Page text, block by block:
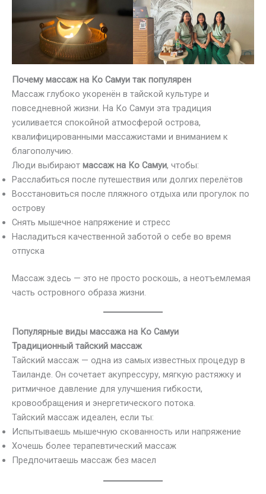
Почему массаж на Ко Самуи так популярен
Массаж глубоко укоренён в тайской культуре и
повседневной жизни. На Ко Самуи эта традиция
усиливается спокойной атмосферой острова,
квалифицированными массажистами и вниманием к
благополучию.
Люди выбирают массаж на Ко Самуи, чтобы:
Расслабиться после путешествия или долгих перелётов
Восстановиться после пляжного отдыха или прогулок по
острову
Снять мышечное напряжение и стресс
Насладиться качественной заботой о себе во время
отпуска
Массаж здесь — это не просто роскошь, а неотъемлемая
часть островного образа жизни.
Популярные виды массажа на Ко Самуи
Традиционный тайский массаж
Тайский массаж — одна из самых известных процедур в
Таиланде. Он сочетает акупрессуру, мягкую растяжку и
ритмичное давление для улучшения гибкости,
кровообращения и энергетического потока.
Тайский массаж идеален, если ты:
Испытываешь мышечную скованность или напряжение
Хочешь более терапевтический массаж
Предпочитаешь массаж без масел